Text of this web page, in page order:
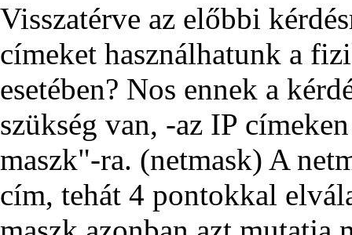
Visszatérve az előbbi
címeket használhatunk a
esetében? Nos ennek a
szükség van, -az IP
maszk"-ra. (netmask) A
cím, tehát 4 pontokkal